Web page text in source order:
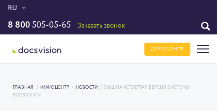
RU
8 800 505-05-65 Заказать звонок
ДЕМОЦЕНТР
ГЛАВНАЯ / ИНФОЦЕНТР / НОВОСТИ /
ВЫШЛА ЧЕТВЕРТАЯ ВЕРСИЯ СИСТЕМЫ
DOCSVISION